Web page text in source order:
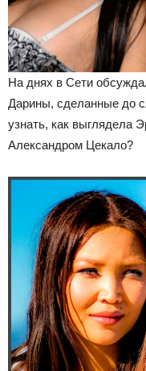
На днях в Сети
Дарины, сделанные до
узнать, как выглядела
Александром Цекало?